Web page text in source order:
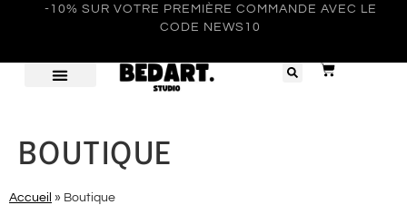
-10% SUR VOTRE PREMIÈRE COMMANDE AVEC LE
CODE NEWS10
BOUTIQUE
Accueil » Boutique